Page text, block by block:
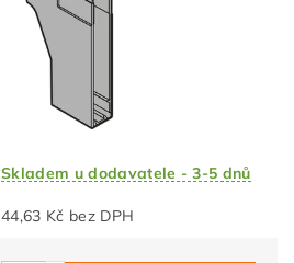
Skladem u dodavatele - 3-5 dnů
44,63 Kč bez DPH